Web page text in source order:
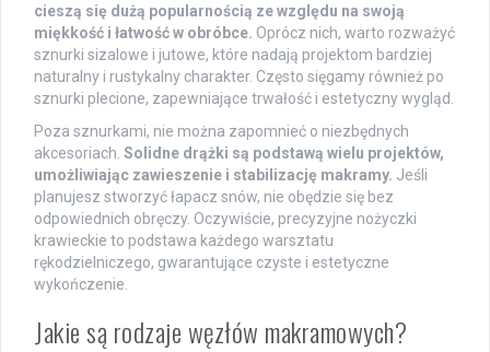
cieszą się dużą popularnością ze względu na swoją
miękkość i łatwość w obróbce. Oprócz nich, warto rozważyć
sznurki sizalowe i jutowe, które nadają projektom bardziej
naturalny i rustykalny charakter. Często sięgamy również po
sznurki plecione, zapewniające trwałość i estetyczny wygląd.
Poza sznurkami, nie można zapomnieć o niezbędnych
akcesoriach. Solidne drążki są podstawą wielu projektów,
umożliwiając zawieszenie i stabilizację makramy. Jeśli
planujesz stworzyć łapacz snów, nie obędzie się bez
odpowiednich obręczy. Oczywiście, precyzyjne nożyczki
krawieckie to podstawa każdego warsztatu
rękodzielniczego, gwarantujące czyste i estetyczne
wykończenie.
Jakie są rodzaje węzłów makramowych?